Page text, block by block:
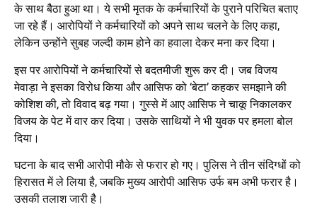
के साथ बैठा हुआ था। ये सभी मृतक के कर्मचारियों के पुराने परिचित बताए
जा रहे हैं। आरोपियों ने कर्मचारियों को अपने साथ चलने के लिए कहा,
लेकिन उन्होंने सुबह जल्दी काम होने का हवाला देकर मना कर दिया।
इस पर आरोपियों ने कर्मचारियों से बदतमीजी शुरू कर दी। जब विजय
मेवाड़ा ने इसका विरोध किया और आसिफ को ‘बेटा’ कहकर समझाने की
कोशिश की, तो विवाद बढ़ गया। गुस्से में आए आसिफ ने चाकू निकालकर
विजय के पेट में वार कर दिया। उसके साथियों ने भी युवक पर हमला बोल
दिया।
घटना के बाद सभी आरोपी मौके से फरार हो गए। पुलिस ने तीन संदिग्धों को
हिरासत में ले लिया है, जबकि मुख्य आरोपी आसिफ उर्फ बम अभी फरार है।
उसकी तलाश जारी है।